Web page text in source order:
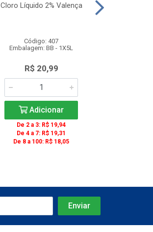
Cloro Líquido 2% Valença
Código: 407
Embalagem: BB - 1X5L
R$ 20,99
Adicionar
De 2 a 3: R$ 19,94
De 4 a 7: R$ 19,31
De 8 a 100: R$ 18,05